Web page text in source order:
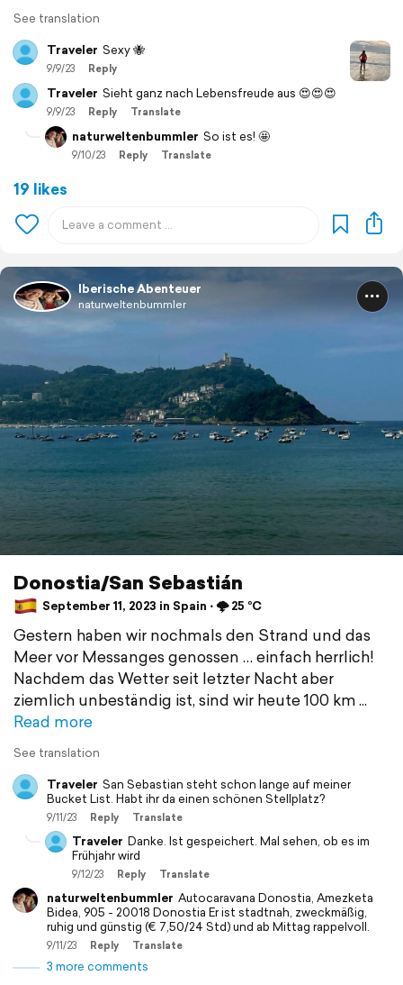
See translation
Traveler Sexy 🐝
9/9/23 Reply
Traveler Sieht ganz nach Lebensfreude aus 😍😍😍
9/9/23 Reply Translate
naturweltenbummler So ist es! 🤩
9/10/23 Reply Translate
19 likes
Iberische Abenteuer
naturweltenbummler
Donostia/San Sebastián
September 11, 2023 in Spain ⋅ 🌩️ 25 °C
Gestern haben wir nochmals den Strand und das
Meer vor Messanges genossen … einfach herrlich!
Nachdem das Wetter seit letzter Nacht aber
ziemlich unbeständig ist, sind wir heute 100 km
Read more
See translation
Traveler San Sebastian steht schon lange auf meiner
Bucket List. Habt ihr da einen schönen Stellplatz?
9/11/23 Reply Translate
Traveler Danke. Ist gespeichert. Mal sehen, ob es im
Frühjahr wird
9/12/23 Reply Translate
naturweltenbummler Autocaravana Donostia, Amezketa
Bidea, 905 - 20018 Donostia Er ist stadtnah, zweckmäßig,
ruhig und günstig (€ 7,50/24 Std) und ab Mittag rappelvoll.
9/11/23 Reply Translate
3 more comments